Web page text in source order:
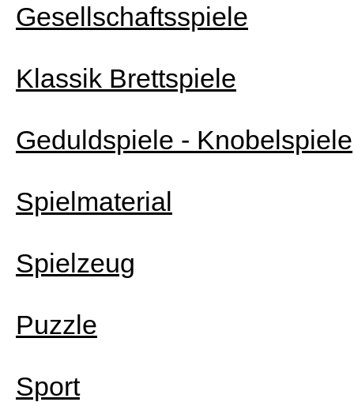
Gesellschaftsspiele
Klassik Brettspiele
Geduldspiele - Knobelspiele
Spielmaterial
Spielzeug
Puzzle
Sport